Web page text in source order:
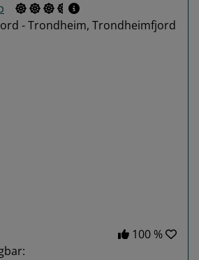
- Trondheim, Trondheimfjord
100 %